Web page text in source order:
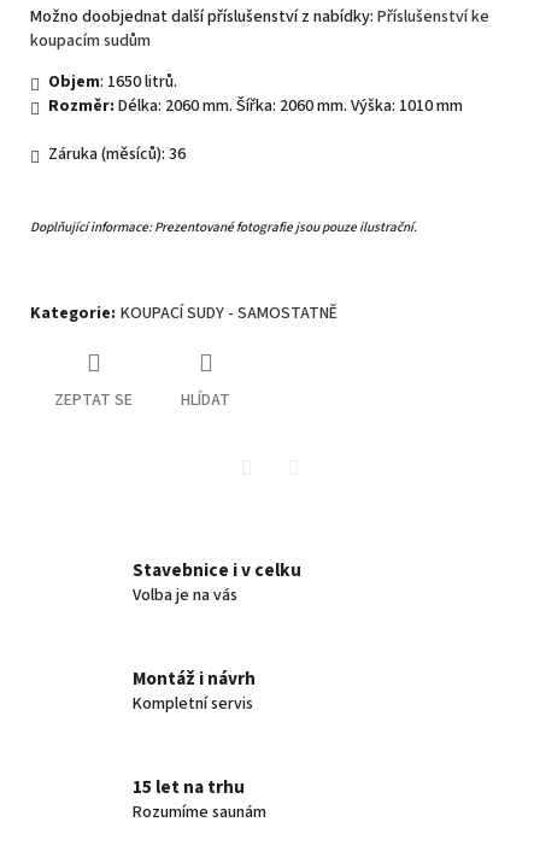
Možno doobjednat další příslušenství z nabídky: Příslušenství ke
koupacím sudům
Objem: 1650 litrů.
Rozměr: Délka: 2060 mm. Šířka: 2060 mm. Výška: 1010 mm
Záruka (měsíců): 36
Doplňující informace: Prezentované fotografie jsou pouze ilustrační.
Kategorie: KOUPACÍ SUDY - SAMOSTATNĚ
ZEPTAT SE HLÍDAT
Stavebnice i v celku
Volba je na vás
Montáž i návrh
Kompletní servis
15 let na trhu
Rozumíme saunám